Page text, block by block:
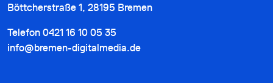
Böttcherstraße 1, 28195 Bremen
Telefon 0421 16 10 05 35
info@bremen-digitalmedia.de